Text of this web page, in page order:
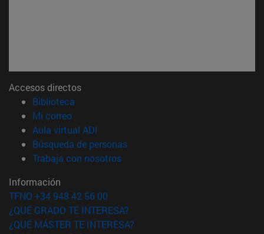
Accesos directos
Biblioteca
Mi correo(abre en nueva ventana)
Aula virtual ADI
Búsqueda de personas(abre en nueva ventana)
Trabaja con nosotros(abre en nueva ventana)
Información
TFNO +34 948 42 56 00
¿QUÉ GRADO TE INTERESA?
¿QUÉ MÁSTER TE INTERESA?